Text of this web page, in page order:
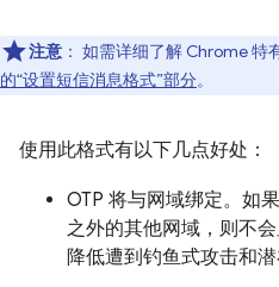
注意 ： 如需详细了解 Chrome 特
的“设置短信消息格式”部分。
使用此格式有以下几点好处：
OTP 将与网域绑定。如
之外的其他网域，则不
降低遭到钓鱼式攻击和潜